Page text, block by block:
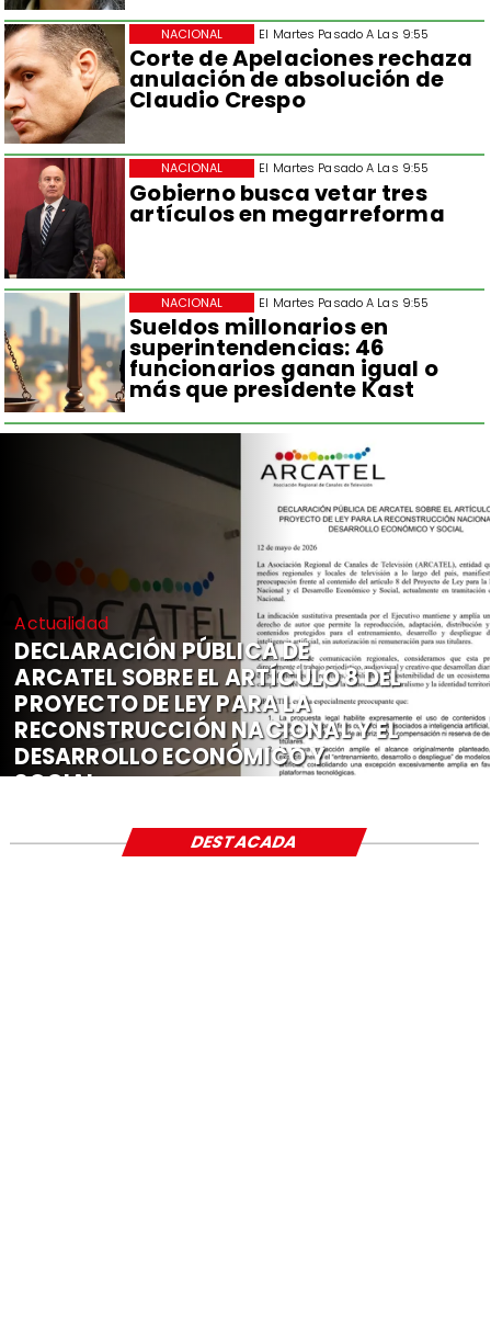
El Martes Pasado A Las 9:55
Corte de Apelaciones rechaza
anulación de absolución de
Claudio Crespo
NACIONAL
El Martes Pasado A Las 9:55
Gobierno busca vetar tres
artículos en megarreforma
NACIONAL
El Martes Pasado A Las 9:55
Sueldos millonarios en
superintendencias: 46
funcionarios ganan igual o
más que presidente Kast
NACIONAL
Actualidad
DECLARACIÓN PÚBLICA DE
ARCATEL SOBRE EL ARTÍCULO 8 DEL
PROYECTO DE LEY PARA LA
RECONSTRUCCIÓN NACIONAL Y EL
DESARROLLO ECONÓMICO Y
SOCIAL
DESTACADA